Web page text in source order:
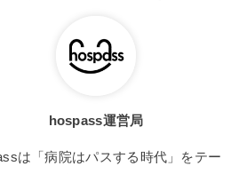
hospass運営局
は「病院はパスする時代」をテー